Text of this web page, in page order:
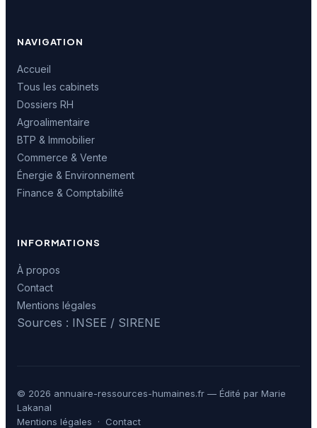
NAVIGATION
Accueil
Tous les cabinets
Dossiers RH
Agroalimentaire
BTP & Immobilier
Commerce & Vente
Énergie & Environnement
Finance & Comptabilité
INFORMATIONS
À propos
Contact
Mentions légales
Sources : INSEE / SIRENE
© 2026 annuaire-ressources-humaines.fr — Édité par Marie
Lakanal
Mentions légales · Contact